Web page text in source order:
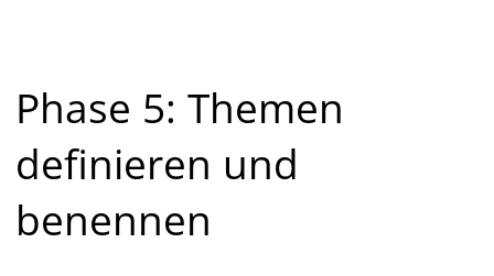
Phase 5: Themen
definieren und
benennen